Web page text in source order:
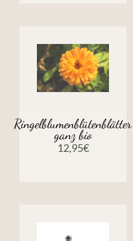
Ringelblumenblütenblätter
ganz bio
12,95€